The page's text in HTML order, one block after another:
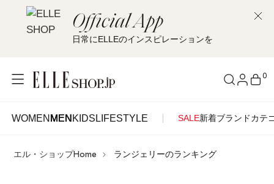
Official App
日常にELLEのインスピレーションを
WOMEN MEN KIDS LIFESTYLE SALE新着ブランドカテ
0
WOMENMENKIDSLIFESTYLE
ログイン
エル・ショップHome ランジェリーのランキング